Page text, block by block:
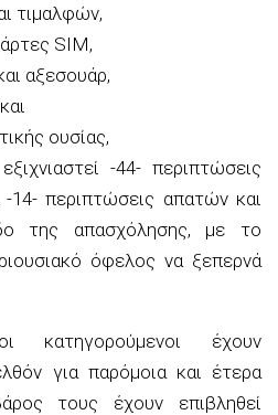
τιμαλφών,
SIM,
αξεσουάρ,
ουσίας,
-44-περιπτώσεις
-14- περιπτώσεις απατών και
της απασχόλησης, με το
όφελος να ξεπερνά
κατηγορούμενοι έχουν
για παρόμοια και έτερα
τους έχουν επιβληθεί